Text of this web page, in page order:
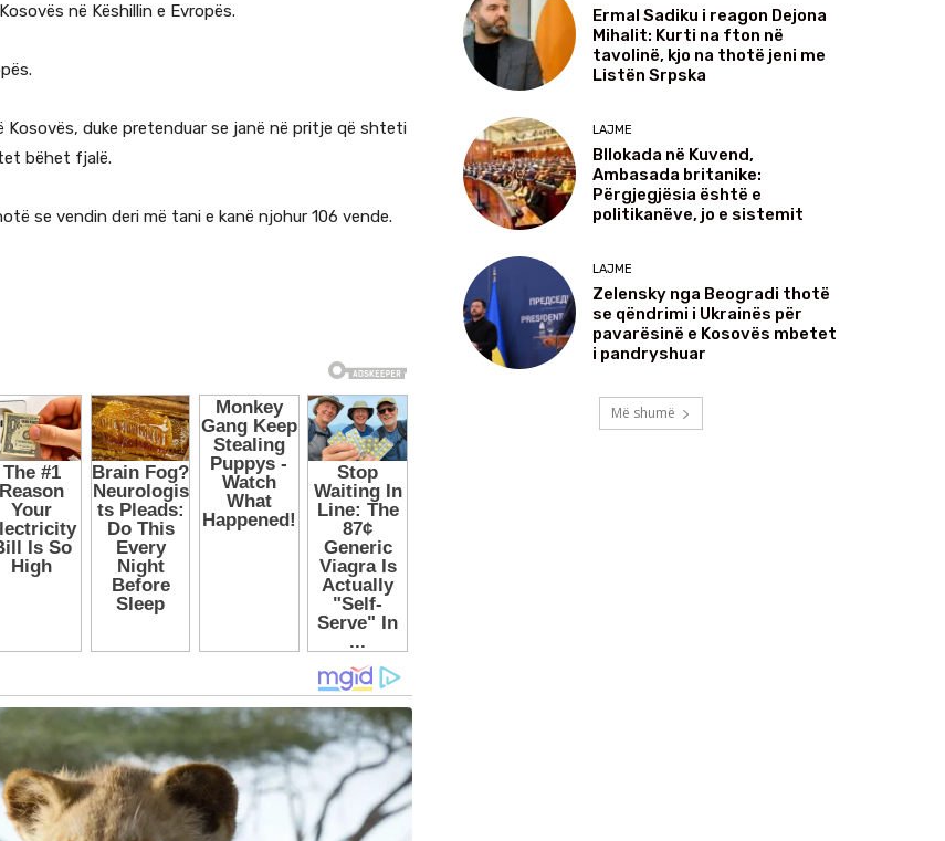
në Këshillin e Evropës.
duke pretenduar se janë në pritje që shteti
bëhet fjalë.
se vendin deri më tani e kanë njohur 106 vende.
Ermal Sadiku i reagon Dejona
Mihalit: Kurti na fton në
tavolinë, kjo na thotë jeni me
Listën Srpska
LAJME
Bllokada në Kuvend,
Ambasada britanike:
Përgjegjësia është e
politikanëve, jo e sistemit
LAJME
Zelensky nga Beogradi thotë
se qëndrimi i Ukrainës për
pavarësinë e Kosovës mbetet
i pandryshuar
Më shumë